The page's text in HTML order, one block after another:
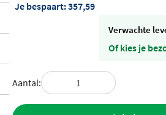
Je bespaart:357,59
Verwachte
Of kies je
Aantal: